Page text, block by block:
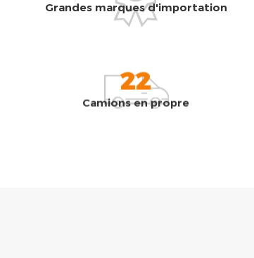
Grandes marques d'importation
22
Camions en propre